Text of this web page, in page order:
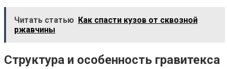
Читать статью Как спасти кузов от сквозной
ржавчины
Структура и особенность гравитекса